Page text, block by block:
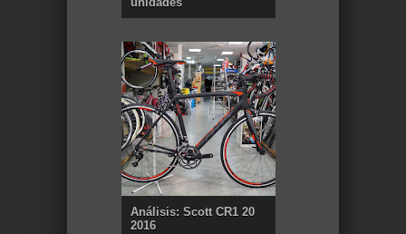
Análisis: Scott CR1 20
2016